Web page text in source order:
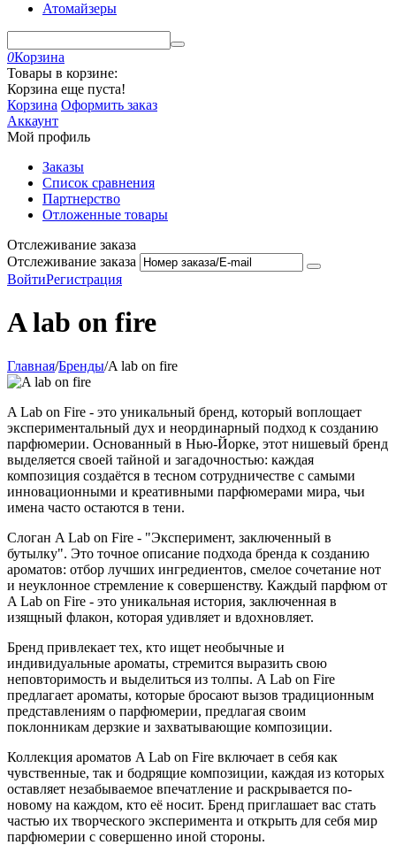
Атомайзеры
0Корзина
Товары в корзине:
Корзина еще пуста!
Корзина Оформить заказ
Аккаунт
Мой профиль
Заказы
Список сравнения
Партнерство
Отложенные товары
Отслеживание заказа
Отслеживание заказа
ВойтиРегистрация
A lab on fire
Главная/Бренды/A lab on fire
A Lab on Fire - это уникальный бренд, который воплощает
экспериментальный дух и неординарный подход к созданию
парфюмерии. Основанный в Нью-Йорке, этот нишевый бренд
выделяется своей тайной и загадочностью: каждая
композиция создаётся в тесном сотрудничестве с самыми
инновационными и креативными парфюмерами мира, чьи
имена часто остаются в тени.
Слоган A Lab on Fire - "Эксперимент, заключенный в
бутылку". Это точное описание подхода бренда к созданию
ароматов: отбор лучших ингредиентов, смелое сочетание нот
и неуклонное стремление к совершенству. Каждый парфюм от
A Lab on Fire - это уникальная история, заключенная в
изящный флакон, которая удивляет и вдохновляет.
Бренд привлекает тех, кто ищет необычные и
индивидуальные ароматы, стремится выразить свою
неповторимость и выделиться из толпы. A Lab on Fire
предлагает ароматы, которые бросают вызов традиционным
представлениям о парфюмерии, предлагая своим
поклонникам дерзкие и захватывающие композиции.
Коллекция ароматов A Lab on Fire включает в себя как
чувственные, так и бодрящие композиции, каждая из которых
оставляет незабываемое впечатление и раскрывается по-
новому на каждом, кто её носит. Бренд приглашает вас стать
частью их творческого эксперимента и открыть для себя мир
парфюмерии с совершенно иной стороны.